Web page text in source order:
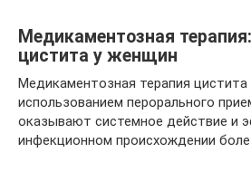
Медикаментозная
цистита у женщин
Медикаментозная терапия цистита
использованием перорального
оказывают системное действие и
инфекционном происхождении